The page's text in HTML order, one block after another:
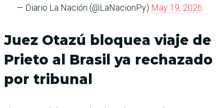
— Diario La Nación (@LaNacionPy) May 19, 2026
Juez Otazú bloquea viaje de
Prieto al Brasil ya rechazado
por tribunal